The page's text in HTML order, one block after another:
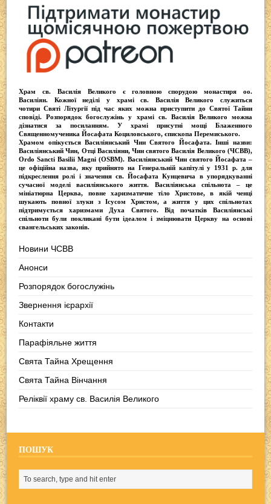
Храм св. Василія Великого є головною спорудою монастиря оо.
Василіян. Кожної неділі у храмі св. Василія Великого служиться
чотириСвяті Літургії під час яких можна приступити до Святої Тайни
сповіді.Розпорядок богослужінь у храмі св. Василія Великого можна
дізнатися за посиланням. У храмі присутні мощі Блаженного
Священномученика Йосафата Коциловського, єпископа Перемиського.
Храмом опікуєтьсяВасиліянський Чин Святого Йосафата. Інші назви:
Василіянський Чин, Отці Василіяни, Чин святого Василія Великого (ЧСВВ),
Ordо Sancti Basilii Magni (OSBM). Василіянський Чин святого Йосафата –
це офіційна назва, яку прийнято на Генеральній капітулі у 1931 р. для
підкреслення ролі і значення св. Йосафата Кунцевича в упорядкуванні
сучасної моделі василіянського життя. Василіянська спільнота – це
мініатюрна Церква, повне харизматичне тіло Христове, в якій ченці
шукають повної злуки з Iсусом Христом, а життя у цих спільнотах
підтримується харизмами Духа Святого. Від початків Василіянські
спільноти були покликані бути ідеалом і зміцнювати Церкву на основі
євангельських законів.
Новини ЧСВВ
Анонси
Розпорядок богослужінь
Звернення ієрархії
Контакти
Парафіяльне життя
Свята Тайна Хрещення
Свята Тайна Вінчання
Реліквії храму св. Василія Великого
ПОШУК